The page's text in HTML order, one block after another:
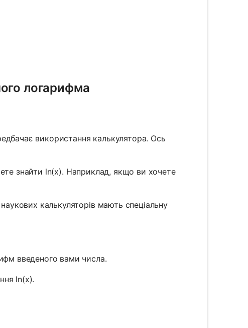
логарифма
використання калькулятора. Ось
знайти ln(x). Наприклад, якщо ви хочете
наукових калькуляторів мають спеціальну
введеного вами числа.
ln(x).